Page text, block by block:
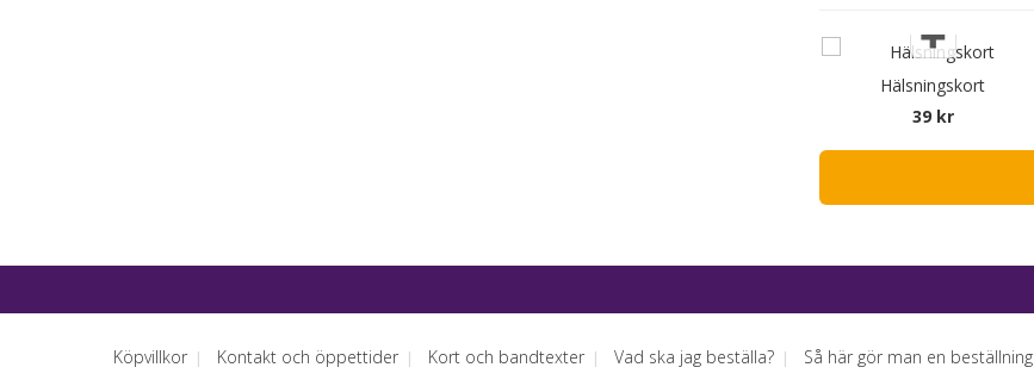
Hälsningskort
39 kr
Köpvillkor | Kontakt och öppettider | Kort och bandtexter | Vad ska jag beställa? | Så här gör man en beställning